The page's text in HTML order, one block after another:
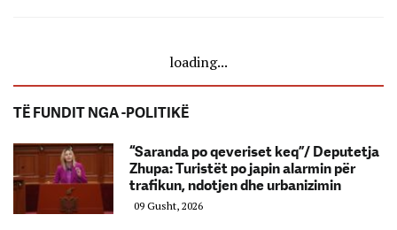
loading...
TË FUNDIT NGA -POLITIKË
“Saranda po qeveriset keq”/ Deputetja
Zhupa: Turistët po japin alarmin për
trafikun, ndotjen dhe urbanizimin
09 Gusht, 2026